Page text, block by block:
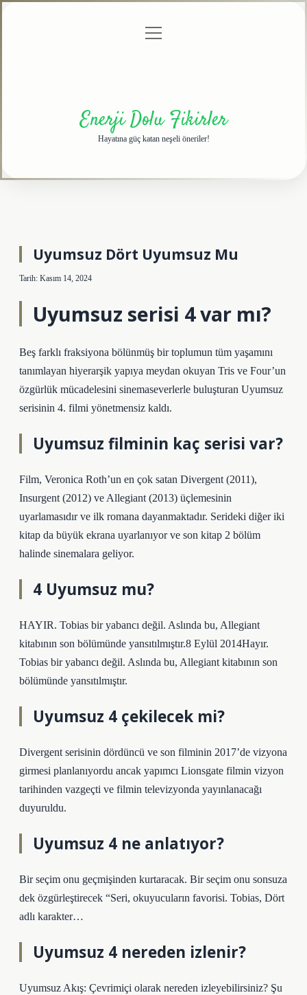
menüyü
Enerji Dolu Fikirler
Hayatına güç katan neşeli öneriler!
Uyumsuz Dört Uyumsuz Mu
Tarih: Kasım 14, 2024
Uyumsuz serisi 4 var mı?
Beş farklı fraksiyona bölünmüş bir toplumun tüm yaşamını
tanımlayan hiyerarşik yapıya meydan okuyan Tris ve Four’un
özgürlük mücadelesini sinemaseverlerle buluşturan Uyumsuz
serisinin 4. filmi yönetmensiz kaldı.
Uyumsuz filminin kaç serisi var?
Film, Veronica Roth’un en çok satan Divergent (2011),
Insurgent (2012) ve Allegiant (2013) üçlemesinin
uyarlamasıdır ve ilk romana dayanmaktadır. Serideki diğer iki
kitap da büyük ekrana uyarlanıyor ve son kitap 2 bölüm
halinde sinemalara geliyor.
4 Uyumsuz mu?
HAYIR. Tobias bir yabancı değil. Aslında bu, Allegiant
kitabının son bölümünde yansıtılmıştır.8 Eylül 2014Hayır.
Tobias bir yabancı değil. Aslında bu, Allegiant kitabının son
bölümünde yansıtılmıştır.
Uyumsuz 4 çekilecek mi?
Divergent serisinin dördüncü ve son filminin 2017’de vizyona
girmesi planlanıyordu ancak yapımcı Lionsgate filmin vizyon
tarihinden vazgeçti ve filmin televizyonda yayınlanacağı
duyuruldu.
Uyumsuz 4 ne anlatıyor?
Bir seçim onu ​​geçmişinden kurtaracak. Bir seçim onu ​​sonsuza
dek özgürleştirecek “Seri, okuyucuların favorisi. Tobias, Dört
adlı karakter…
Uyumsuz 4 nereden izlenir?
Uyumsuz Akış: Çevrimiçi olarak nereden izleyebilirsiniz? Şu